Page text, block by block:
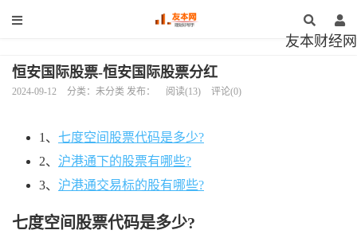
友本财经网
恒安国际股票-恒安国际股票分红
2024-09-12 分类：未分类 发布： 阅读(13) 评论(0)
1、 七度空间股票代码是多少?
2、 沪港通下的股票有哪些?
3、 沪港通交易标的股有哪些?
七度空间股票代码是多少?